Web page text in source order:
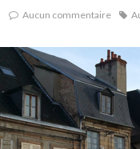
Aucun commentaire